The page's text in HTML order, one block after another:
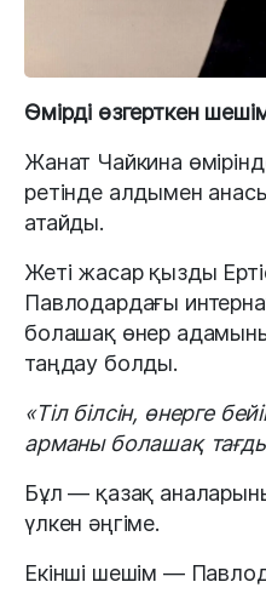
Өмірді өзгерткен
Жанат Чайкина
ретінде алдымен
атайды.
Жеті жасар қызды
Павлодардағы
болашақ өнер
таңдау болды.
«Тіл білсін, өнерге
арманы болашақ
Бұл — қазақ
үлкен әңгіме.
Екінші шешім —